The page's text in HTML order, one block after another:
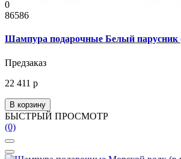
0
86586
Шампура подарочные Белый парусник
Предзаказ
22 411 р
В корзину
БЫСТРЫЙ ПРОСМОТР
(0)